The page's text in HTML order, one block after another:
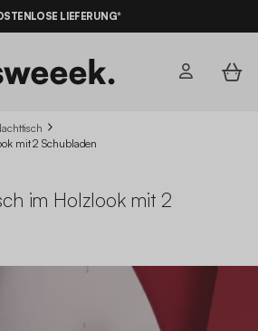
LIEFERUNG*
mit 2 Schubladen
im Holzlook mit 2